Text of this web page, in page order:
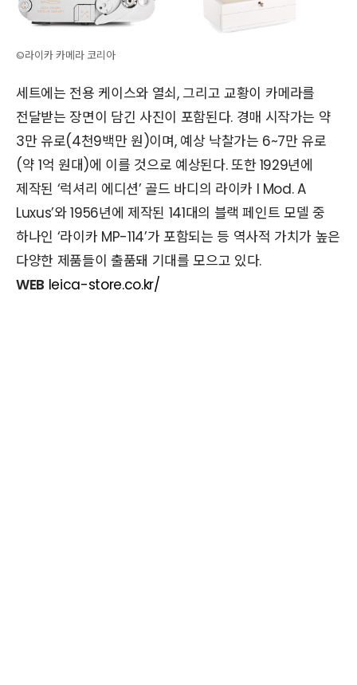
©라이카 카메라 코리아
세트에는 전용 케이스와 열쇠, 그리고 교황이 카메라를
전달받는 장면이 담긴 사진이 포함된다. 경매 시작가는 약
3만 유로(4천9백만 원)이며, 예상 낙찰가는 6~7만 유로
(약 1억 원대)에 이를 것으로 예상된다. 또한 1929년에
제작된 ‘럭셔리 에디션’ 골드 바디의 라이카 I Mod. A
Luxus’와 1956년에 제작된 141대의 블랙 페인트 모델 중
하나인 ‘라이카 MP-114’가 포함되는 등 역사적 가치가 높은
다양한 제품들이 출품돼 기대를 모으고 있다.
WEB leica-store.co.kr/